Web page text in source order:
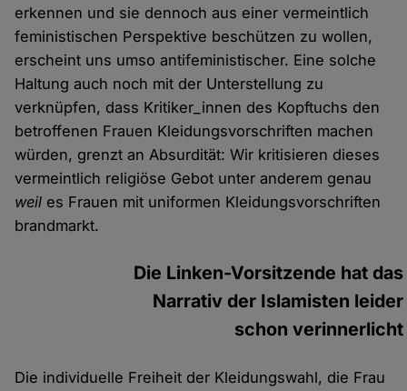
erkennen und sie dennoch aus einer vermeintlich
feministischen Perspektive beschützen zu wollen,
erscheint uns umso antifeministischer. Eine solche
Haltung auch noch mit der Unterstellung zu
verknüpfen, dass Kritiker_innen des Kopftuchs den
betroffenen Frauen Kleidungsvorschriften machen
würden, grenzt an Absurdität: Wir kritisieren dieses
vermeintlich religiöse Gebot unter anderem genau
weil es Frauen mit uniformen Kleidungsvorschriften
brandmarkt.
Die Linken-Vorsitzende hat das
Narrativ der Islamisten leider
schon verinnerlicht
Die individuelle Freiheit der Kleidungswahl, die Frau